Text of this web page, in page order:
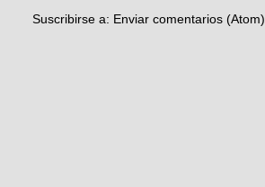
Suscribirse a: Enviar comentarios (Atom)